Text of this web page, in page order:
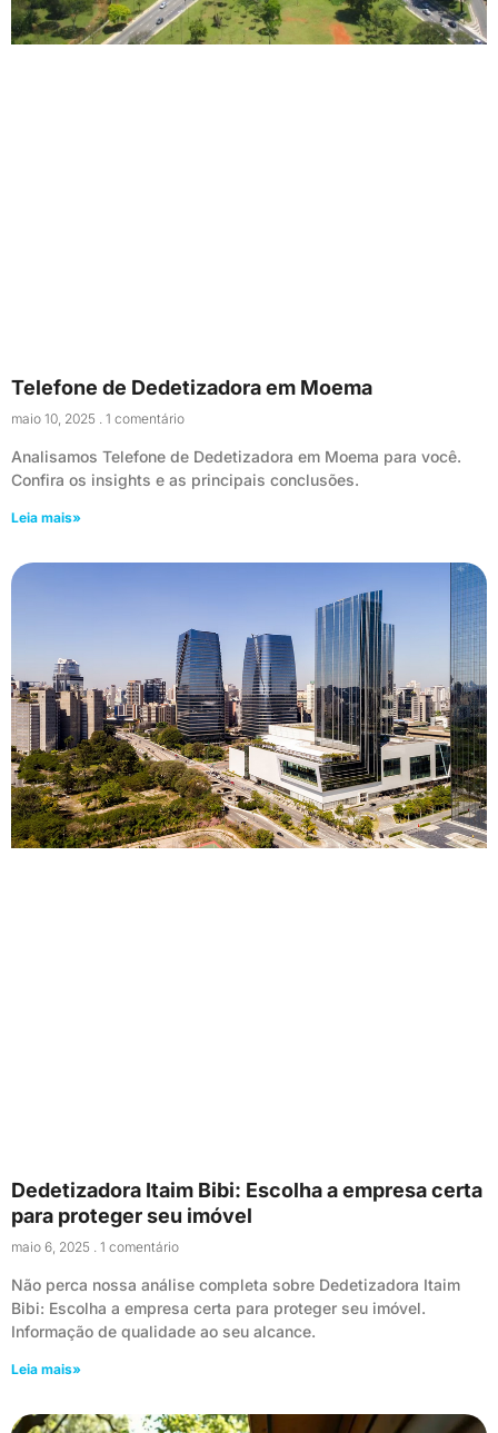
Telefone de Dedetizadora em Moema
maio 10, 2025 1 comentário
Analisamos Telefone de Dedetizadora em Moema para você.
Confira os insights e as principais conclusões.
Leia mais»
Dedetizadora Itaim Bibi: Escolha a empresa certa
para proteger seu imóvel
maio 6, 2025 1 comentário
Não perca nossa análise completa sobre Dedetizadora Itaim
Bibi: Escolha a empresa certa para proteger seu imóvel.
Informação de qualidade ao seu alcance.
Leia mais»